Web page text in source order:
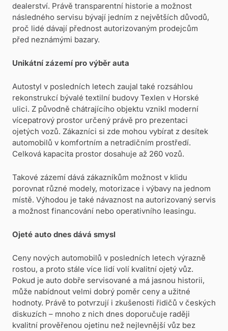
dealerství. Právě transparentní historie a možnost
následného servisu bývají jedním z největších důvodů,
proč lidé dávají přednost autorizovaným prodejcům
před neznámými bazary.
Unikátní zázemí pro výběr auta
Autostyl v posledních letech zaujal také rozsáhlou
rekonstrukcí bývalé textilní budovy Texlen v Horské
ulici. Z původně chátrajícího objektu vznikl moderní
vícepatrový prostor určený právě pro prezentaci
ojetých vozů. Zákazníci si zde mohou vybírat z desítek
automobilů v komfortním a netradičním prostředí.
Celková kapacita prostor dosahuje až 260 vozů.
Takové zázemí dává zákazníkům možnost v klidu
porovnat různé modely, motorizace i výbavy na jednom
místě. Výhodou je také návaznost na autorizovaný servis
a možnost financování nebo operativního leasingu.
Ojeté auto dnes dává smysl
Ceny nových automobilů v posledních letech výrazně
rostou, a proto stále více lidí volí kvalitní ojetý vůz.
Pokud je auto dobře servisované a má jasnou historii,
může nabídnout velmi dobrý poměr ceny a užitné
hodnoty. Právě to potvrzují i zkušenosti řidičů v českých
diskuzích – mnoho z nich dnes doporučuje raději
kvalitní prověřenou ojetinu než nejlevnější vůz bez